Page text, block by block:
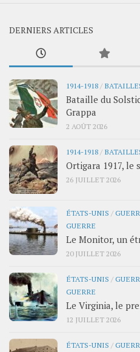
DERNIERS ARTICLES
1914-1918 /
Bataille du
Grappa
2 AOÛT 2026
1914-1918 /
Ortigara 1917, le
26 JUILLET 2026
ÉTATS-UNIS /
GUERRE
Le Monitor, un
20 JUILLET 2026
ÉTATS-UNIS /
GUERRE
Le Virginia, le
12 JUILLET 2026
ÉTATS-UNIS /